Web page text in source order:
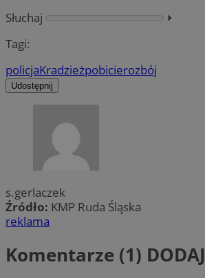
Słuchaj
⏵︎
Tagi:
policjaKradzieżpobicierozbój
Udostępnij
s.gerlaczek
Źródło: KMP Ruda Śląska
reklama
Komentarze (1) DODAJ